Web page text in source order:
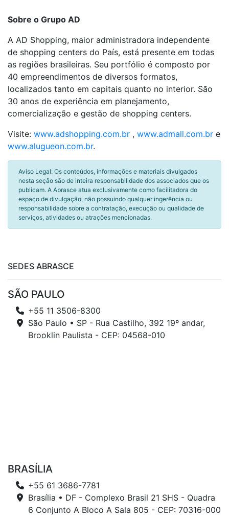
Sobre o Grupo AD
A AD Shopping, maior administradora independente
de shopping centers do País, está presente em todas
as regiões brasileiras. Seu portfólio é composto por
40 empreendimentos de diversos formatos,
localizados tanto em capitais quanto no interior. São
30 anos de experiência em planejamento,
comercialização e gestão de shopping centers.
Visite: www.adshopping.com.br , www.admall.com.br e
www.alugueon.com.br.
Aviso Legal: Os conteúdos, informações e materiais divulgados
nesta seção são de inteira responsabilidade dos associados que os
publicam. A Abrasce atua exclusivamente como facilitadora do
espaço de divulgação, não possuindo qualquer ingerência ou
responsabilidade sobre a contratação, execução ou qualidade de
serviços, atividades ou atrações mencionadas.
SEDES ABRASCE
SÃO PAULO
+55 11 3506-8300
São Paulo • SP - Rua Castilho, 392 19º andar,
Brooklin Paulista - CEP: 04568-010
BRASÍLIA
+55 61 3686-7781
Brasília • DF - Complexo Brasil 21 SHS - Quadra
6 Conjunto A Bloco A Sala 805 - CEP: 70316-000